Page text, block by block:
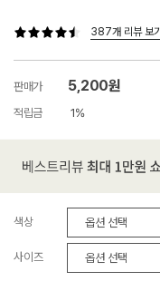
387개 리뷰 보기
판매가 5,200원
적립금 1%
색상
사이즈